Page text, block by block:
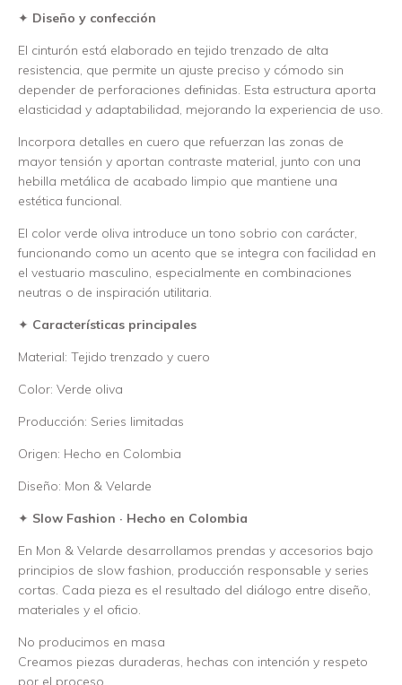
✦ Diseño y confección
El cinturón está elaborado en tejido trenzado de alta
resistencia, que permite un ajuste preciso y cómodo sin
depender de perforaciones definidas. Esta estructura aporta
elasticidad y adaptabilidad, mejorando la experiencia de uso.
Incorpora detalles en cuero que refuerzan las zonas de
mayor tensión y aportan contraste material, junto con una
hebilla metálica de acabado limpio que mantiene una
estética funcional.
El color verde oliva introduce un tono sobrio con carácter,
funcionando como un acento que se integra con facilidad en
el vestuario masculino, especialmente en combinaciones
neutras o de inspiración utilitaria.
✦ Características principales
Material: Tejido trenzado y cuero
Color: Verde oliva
Producción: Series limitadas
Origen: Hecho en Colombia
Diseño: Mon & Velarde
✦ Slow Fashion · Hecho en Colombia
En Mon & Velarde desarrollamos prendas y accesorios bajo
principios de slow fashion, producción responsable y series
cortas. Cada pieza es el resultado del diálogo entre diseño,
materiales y el oficio.
No producimos en masa
Creamos piezas duraderas, hechas con intención y respeto
por el proceso